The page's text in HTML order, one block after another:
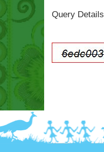
Query Details